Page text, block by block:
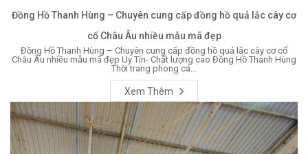
Đồng Hồ Thanh Hùng – Chuyên cung cấp đồng hồ quả lắc cây cơ
cổ Châu Âu nhiều mẫu mã đẹp
Đồng Hồ Thanh Hùng – Chuyên cung cấp đồng hồ quả lắc cây cơ cổ
Châu Âu nhiều mẫu mã đẹp Uy Tín- Chất lượng cao Đồng Hồ Thanh Hùng
Thời trang phong cá...
Xem Thêm